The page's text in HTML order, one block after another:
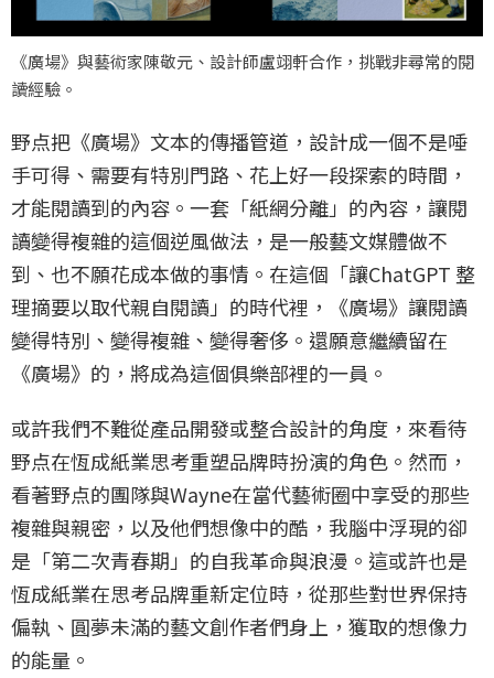
《廣場》與藝術家陳敬元、設計師盧翊軒合作，挑戰非尋常的閱
讀經驗。
野点把《廣場》文本的傳播管道，設計成一個不是唾
手可得、需要有特別門路、花上好一段探索的時間，
才能閱讀到的內容。一套「紙網分離」的內容，讓閱
讀變得複雜的這個逆風做法，是一般藝文媒體做不
到、也不願花成本做的事情。在這個「讓ChatGPT 整
理摘要以取代親自閱讀」的時代裡，《廣場》讓閱讀
變得特別、變得複雜、變得奢侈。還願意繼續留在
《廣場》的，將成為這個俱樂部裡的一員。
或許我們不難從產品開發或整合設計的角度，來看待
野点在恆成紙業思考重塑品牌時扮演的角色。然而，
看著野点的團隊與Wayne在當代藝術圈中享受的那些
複雜與親密，以及他們想像中的酷，我腦中浮現的卻
是「第二次青春期」的自我革命與浪漫。這或許也是
恆成紙業在思考品牌重新定位時，從那些對世界保持
偏執、圓夢未滿的藝文創作者們身上，獲取的想像力
的能量。